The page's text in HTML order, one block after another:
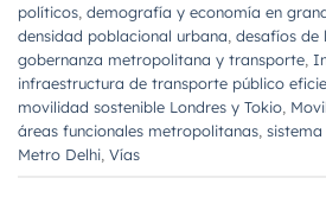
políticos demografía y economía en
densidad poblacional urbana desafíos de
gobernanza metropolitana y transporte
infraestructura de transporte público
movilidad sostenible Londres y Tokio
áreas funcionales metropolitanas
Metro Delhi Vías